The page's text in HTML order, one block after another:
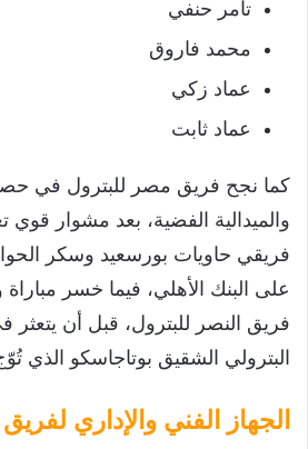
تامر حنفي
محمد فاروق
عماد زكي
عماد ثابت
كما نجح فريق مصر للبترول في حصد
والميدالية الفضية، بعد مشوار قوي
فريقي حاويات بورسعيد وسكر
على البنك الأهلي، فيما خسر
فريق النصر للبترول، قبل أن يتعثر
البترولي الشقيق بوتاجاسكو الذي
الجهاز الفني والإداري لفريق